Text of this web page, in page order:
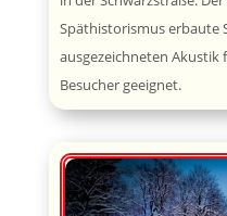
Späthistorismus erbaute
ausgezeichneten Akustik
Besucher geeignet.